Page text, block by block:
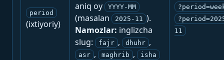
period
(ixtiyoriy)
aniq oy
YYYY-MM
(masalan 2025-11 ).
Namozlar: inglizcha
slug:
fajr , dhuhr ,
asr , maghrib , isha
11